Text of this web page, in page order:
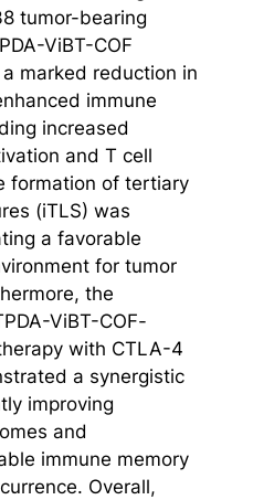
tumor-bearing
ViBT-COF
marked reduction in
immune
increased
and T cell
formation of tertiary
(iTLS) was
a favorable
for tumor
the
ViBT-COF-
with CTLA-4
a synergistic
improving
and
immune memory
Overall,